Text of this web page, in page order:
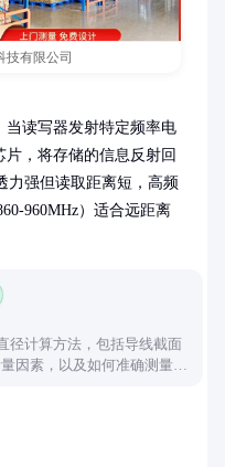
技有限公司
当读写器发射特定频率电
，将存储的信息反射回
力强但读取距离短，高频
960MHz）适合远距离
径计算方法，包括导线截面
因素，以及如何准确测量导